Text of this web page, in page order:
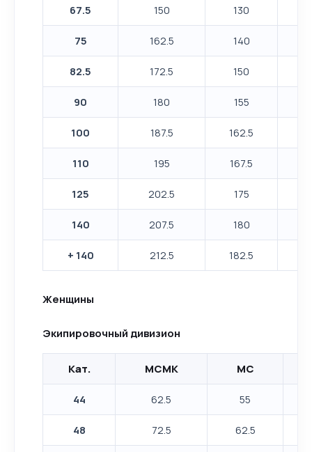
67.5 150 130
75 162.5 140
82.5 172.5 150
90 180 155
100 187.5 162.5
110 195 167.5
125 202.5 175
140 207.5 180
+ 140 212.5 182.5
Женщины
Экипировочный дивизион
Кат. МСМК МС
44 62.5 55
48 72.5 62.5